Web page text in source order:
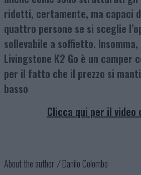
ridotti, certamente, ma capaci
quattro persone se si sceglie
sollevabile a soffietto. Insomma,
Livingstone K2 Go è un camper
per il fatto che il prezzo si
basso
Clicca qui per il video
About the author ⁄Danilo Colombo